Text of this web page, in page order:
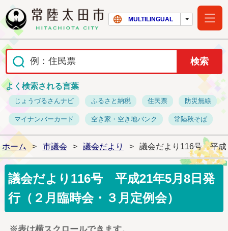
常陸太田市ホー
MULTILINGUAL
よく検索される言葉
じょうづるさんナビ ふるさと納税 住民票 防災無線
マイナンバーカード 空き家・空き地バンク 常陸秋そば
ホーム > 市議会 > 議会だより > 議会だより116号 平成
議会だより116号 平成21年5月8日発
行（２月臨時会・３月定例会）